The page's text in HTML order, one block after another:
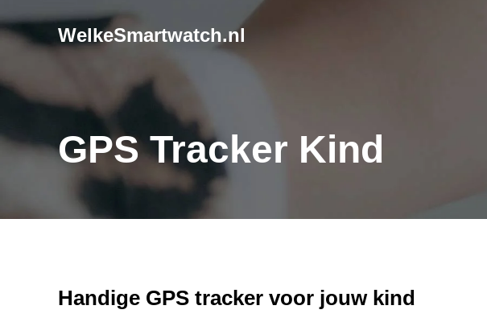
WelkeSmartwatch.nl
GPS Tracker Kind
Handige GPS tracker voor jouw kind